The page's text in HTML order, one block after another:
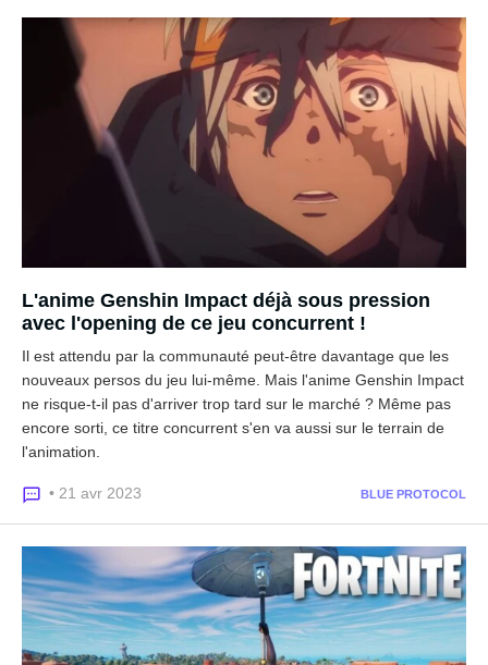
L'anime Genshin Impact déjà sous pression
avec l'opening de ce jeu concurrent !
Il est attendu par la communauté peut-être davantage que les
nouveaux persos du jeu lui-même. Mais l'anime Genshin Impact
ne risque-t-il pas d'arriver trop tard sur le marché ? Même pas
encore sorti, ce titre concurrent s'en va aussi sur le terrain de
l'animation.
• 21 avr 2023 BLUE PROTOCOL